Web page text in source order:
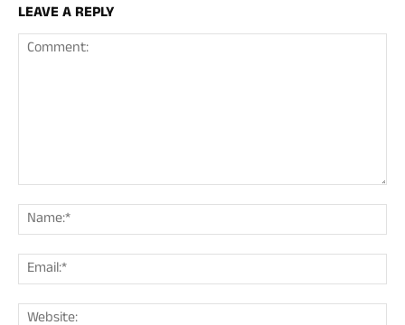
LEAVE A REPLY